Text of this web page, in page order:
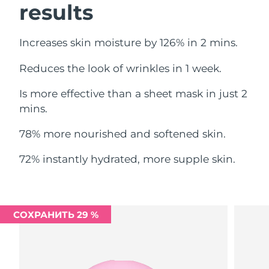
results
Increases skin moisture by 126% in 2 mins.
Reduces the look of wrinkles in 1 week.
Is more effective than a sheet mask in just 2
mins.
78% more nourished and softened skin.
72% instantly hydrated, more supple skin.
СОХРАНИТЬ 29 %
Ливан
Ожидаемая дата доставки
Люксембург
8/11/26
Малайзия
Ожидаемая дата доставки
8/14/26
Ожидаемая дата доставки